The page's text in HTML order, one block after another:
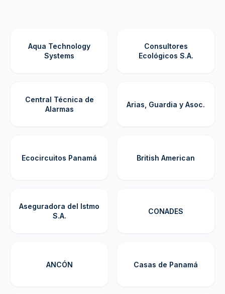
Aqua Technology
Systems
Consultores
Ecológicos S.A.
Central Técnica de
Alarmas
Arias, Guardia y Asoc.
Ecocircuitos Panamá British American
Aseguradora del Istmo
S.A.
CONADES
ANCÓN Casas de Panamá